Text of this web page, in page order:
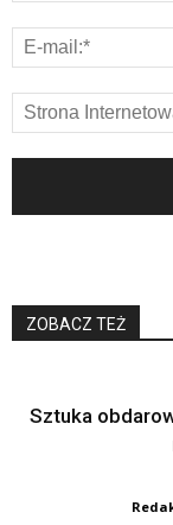
ZOBACZ TEŻ
Sztuka